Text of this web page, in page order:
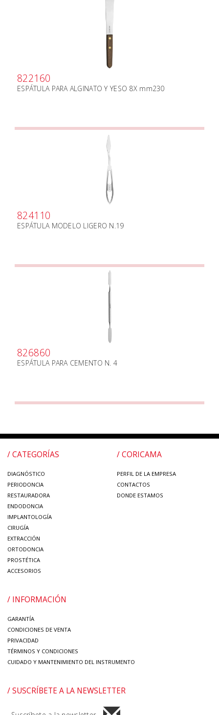
822160
ESPÁTULA PARA ALGINATO Y YESO 8X mm230
824110
ESPÁTULA MODELO LIGERO N.19
826860
ESPÁTULA PARA CEMENTO N. 4
/ CATEGORÍAS
DIAGNÓSTICO
PERIODONCIA
RESTAURADORA
ENDODONCIA
IMPLANTOLOGÍA
CIRUGÍA
EXTRACCIÓN
ORTODONCIA
PROSTÉTICA
ACCESORIOS
/ CORICAMA
PERFIL DE LA EMPRESA
CONTACTOS
DONDE ESTAMOS
/ INFORMACIÓN
GARANTÍA
CONDICIONES DE VENTA
PRIVACIDAD
TÉRMINOS Y CONDICIONES
CUIDADO Y MANTENIMIENTO DEL INSTRUMENTO
/ SUSCRÍBETE A LA NEWSLETTER